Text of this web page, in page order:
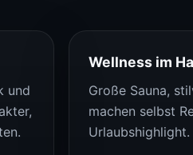
und
Wellness im
Große Sauna,
machen selbst
Urlaubshighlight.